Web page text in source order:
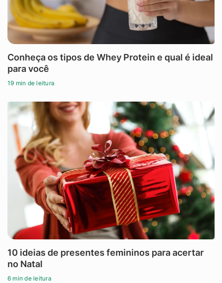
Conheça os tipos de Whey Protein e qual é ideal
para você
19 min de leitura
10 ideias de presentes femininos para acertar
no Natal
6 min de leitura